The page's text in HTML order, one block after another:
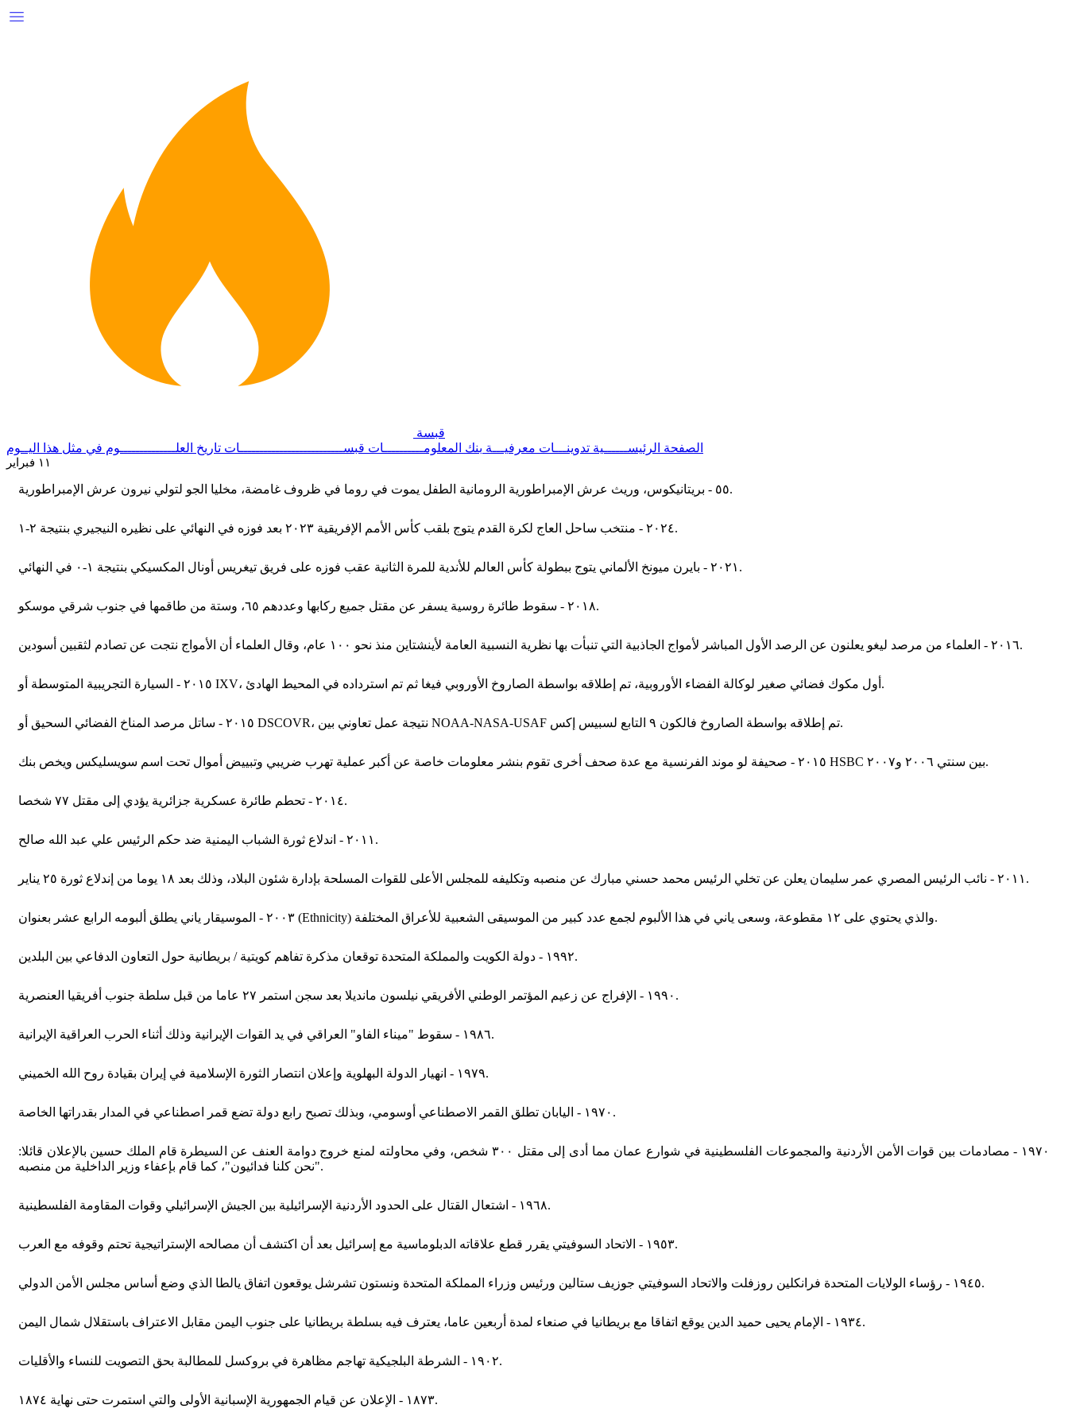
قبسة
الصفحة الرئيســــــية تدوينـــات معرفيـــة بنك المعلومــــــــــات قبســــــــــــــــــــــــــات تاريخ العلــــــــــــــوم في مثل هذا اليــوم
١١ فبراير
٥٥ - بريتانيكوس، وريث عرش الإمبراطورية الرومانية الطفل يموت في روما في ظروف غامضة، مخليا الجو لتولي نيرون عرش الإمبراطورية.
٢٠٢٤ - منتخب ساحل العاج لكرة القدم يتوج بلقب كأس الأمم الإفريقية ٢٠٢٣ بعد فوزه في النهائي على نظيره النيجيري بنتيجة ٢-١.
٢٠٢١ - بايرن ميونخ الألماني يتوج ببطولة كأس العالم للأندية للمرة الثانية عقب فوزه على فريق تيغريس أونال المكسيكي بنتيجة ١-٠ في النهائي.
٢٠١٨ - سقوط طائرة روسية يسفر عن مقتل جميع ركابها وعددهم ٦٥، وستة من طاقمها في جنوب شرقي موسكو.
٢٠١٦ - العلماء من مرصد ليغو يعلنون عن الرصد الأول المباشر لأمواج الجاذبية التي تنبأت بها نظرية النسبية العامة لأينشتاين منذ نحو ١٠٠ عام، وقال العلماء أن الأمواج نتجت عن تصادم لثقبين أسودين.
٢٠١٥ - السيارة التجريبية المتوسطة أو IXV، أول مكوك فضائي صغير لوكالة الفضاء الأوروبية، تم إطلاقه بواسطة الصاروخ الأوروبي فيغا ثم تم استرداده في المحيط الهادئ.
٢٠١٥ - ساتل مرصد المناخ الفضائي السحيق أو DSCOVR، نتيجة عمل تعاوني بين NOAA-NASA-USAF تم إطلاقه بواسطة الصاروخ فالكون ٩ التابع لسبيس إكس.
٢٠١٥ - صحيفة لو موند الفرنسية مع عدة صحف أخرى تقوم بنشر معلومات خاصة عن أكبر عملية تهرب ضريبي وتبييض أموال تحت اسم سويسليكس ويخص بنك HSBC بين سنتي ٢٠٠٦ و٢٠٠٧.
٢٠١٤ - تحطم طائرة عسكرية جزائرية يؤدي إلى مقتل ٧٧ شخصا.
٢٠١١ - اندلاع ثورة الشباب اليمنية ضد حكم الرئيس علي عبد الله صالح.
٢٠١١ - نائب الرئيس المصري عمر سليمان يعلن عن تخلي الرئيس محمد حسني مبارك عن منصبه وتكليفه للمجلس الأعلى للقوات المسلحة بإدارة شئون البلاد، وذلك بعد ١٨ يوما من إندلاع ثورة ٢٥ يناير.
٢٠٠٣ - الموسيقار ياني يطلق ألبومه الرابع عشر بعنوان (Ethnicity) والذي يحتوي على ١٢ مقطوعة، وسعى ياني في هذا الألبوم لجمع عدد كبير من الموسيقى الشعبية للأعراق المختلفة.
١٩٩٢ - دولة الكويت والمملكة المتحدة توقعان مذكرة تفاهم كويتية / بريطانية حول التعاون الدفاعي بين البلدين.
١٩٩٠ - الإفراج عن زعيم المؤتمر الوطني الأفريقي نيلسون مانديلا بعد سجن استمر ٢٧ عاما من قبل سلطة جنوب أفريقيا العنصرية.
١٩٨٦ - سقوط "ميناء الفاو" العراقي في يد القوات الإيرانية وذلك أثناء الحرب العراقية الإيرانية.
١٩٧٩ - انهيار الدولة البهلوية وإعلان انتصار الثورة الإسلامية في إيران بقيادة روح الله الخميني.
١٩٧٠ - اليابان تطلق القمر الاصطناعي أوسومي، وبذلك تصبح رابع دولة تضع قمر اصطناعي في المدار بقدراتها الخاصة.
١٩٧٠ - مصادمات بين قوات الأمن الأردنية والمجموعات الفلسطينية في شوارع عمان مما أدى إلى مقتل ٣٠٠ شخص، وفي محاولته لمنع خروج دوامة العنف عن السيطرة قام الملك حسين بالإعلان قائلا:
"نحن كلنا فدائيون"، كما قام بإعفاء وزير الداخلية من منصبه.
١٩٦٨ - اشتعال القتال على الحدود الأردنية الإسرائيلية بين الجيش الإسرائيلي وقوات المقاومة الفلسطينية.
١٩٥٣ - الاتحاد السوفيتي يقرر قطع علاقاته الدبلوماسية مع إسرائيل بعد أن اكتشف أن مصالحه الإستراتيجية تحتم وقوفه مع العرب.
١٩٤٥ - رؤساء الولايات المتحدة فرانكلين روزفلت والاتحاد السوفيتي جوزيف ستالين ورئيس وزراء المملكة المتحدة ونستون تشرشل يوقعون اتفاق يالطا الذي وضع أساس مجلس الأمن الدولي.
١٩٣٤ - الإمام يحيى حميد الدين يوقع اتفاقا مع بريطانيا في صنعاء لمدة أربعين عاما، يعترف فيه بسلطة بريطانيا على جنوب اليمن مقابل الاعتراف باستقلال شمال اليمن.
١٩٠٢ - الشرطة البلجيكية تهاجم مظاهرة في بروكسل للمطالبة بحق التصويت للنساء والأقليات.
١٨٧٣ - الإعلان عن قيام الجمهورية الإسبانية الأولى والتي استمرت حتى نهاية ١٨٧٤.